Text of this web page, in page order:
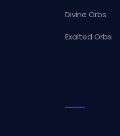
Divine Orbs
Exalted Orbs